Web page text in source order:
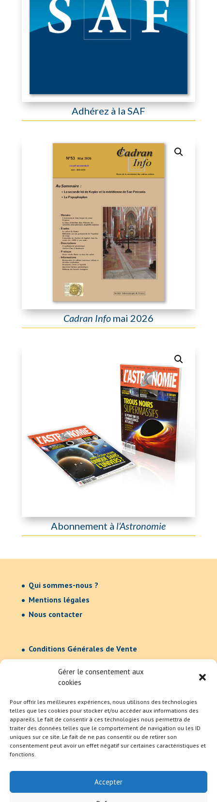
Gérer le consentement aux
cookies
Pour offrir les meilleures expériences, nous utilisons des technologies
telles que les cookies pour stocker et/ou accéder aux informations des
appareils. Le fait de consentir à ces technologies nous permettra de
traiter des données telles que le comportement de navigation ou les ID
uniques sur ce site. Le fait de ne pas consentir ou de retirer son
consentement peut avoir un effet négatif sur certaines caractéristiques et
fonctions.
Accepter
Adhérez à la SAF
Cadran Infomai 2026
Abonnement àl’Astronomie
Qui sommes-nous ?
Mentions légales
Nous contacter
Conditions Générales de Vente